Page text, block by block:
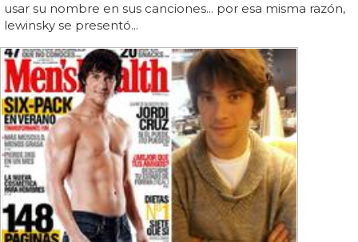
usar su nombre en sus canciones... por esa misma razón,
lewinsky se presentó...